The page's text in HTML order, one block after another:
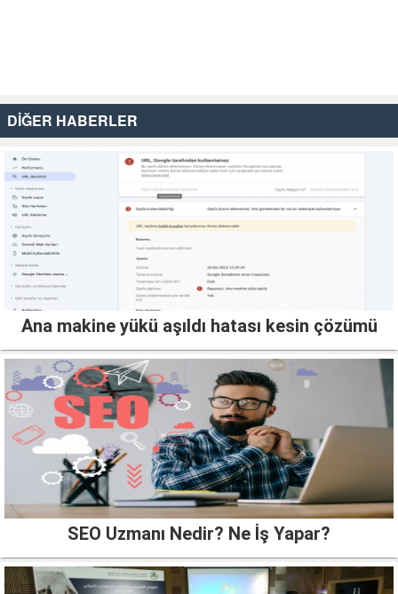
DİĞER HABERLER
Ana makine yükü aşıldı hatası kesin çözümü
SEO Uzmanı Nedir? Ne İş Yapar?